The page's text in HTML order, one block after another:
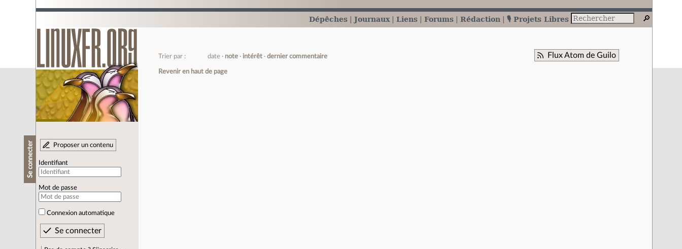
Dépêches Journaux Liens Forums Rédaction 🎙️ Projets Libres
Se connecter Proposer un contenu
Identifiant
Mot de passe
Connexion automatique
Flux Atom de Guilo
Trier par : date note intérêt dernier commentaire
Revenir en haut de page